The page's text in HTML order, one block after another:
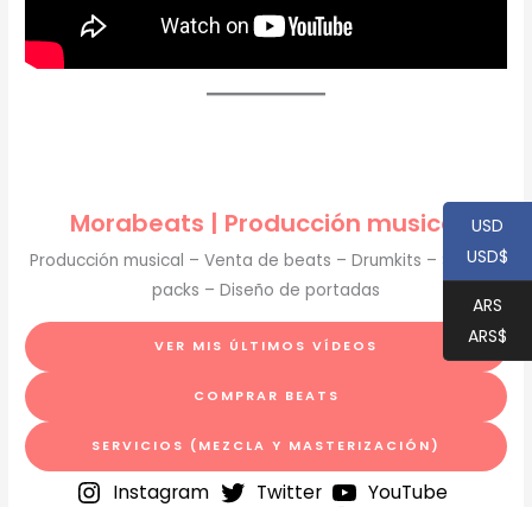
Morabeats | Producción musical
Producción musical – Venta de beats – Drumkits – Sample
packs – Diseño de portadas
VER MIS ÚLTIMOS VÍDEOS
COMPRAR BEATS
SERVICIOS (MEZCLA Y MASTERIZACIÓN)
Instagram Twitter
YouTube
USD
USD$
ARS
ARS$